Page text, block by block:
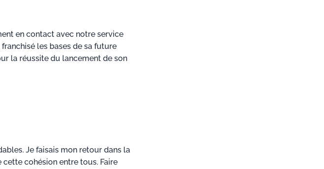
en contact avec notre service
les bases de sa future
la réussite du lancement de son
Je faisais mon retour dans la
cohésion entre tous. Faire